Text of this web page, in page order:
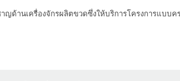
ญด้านเครื่องจักรผลิตขวดซึ่งให้บริการโครงการแบบ